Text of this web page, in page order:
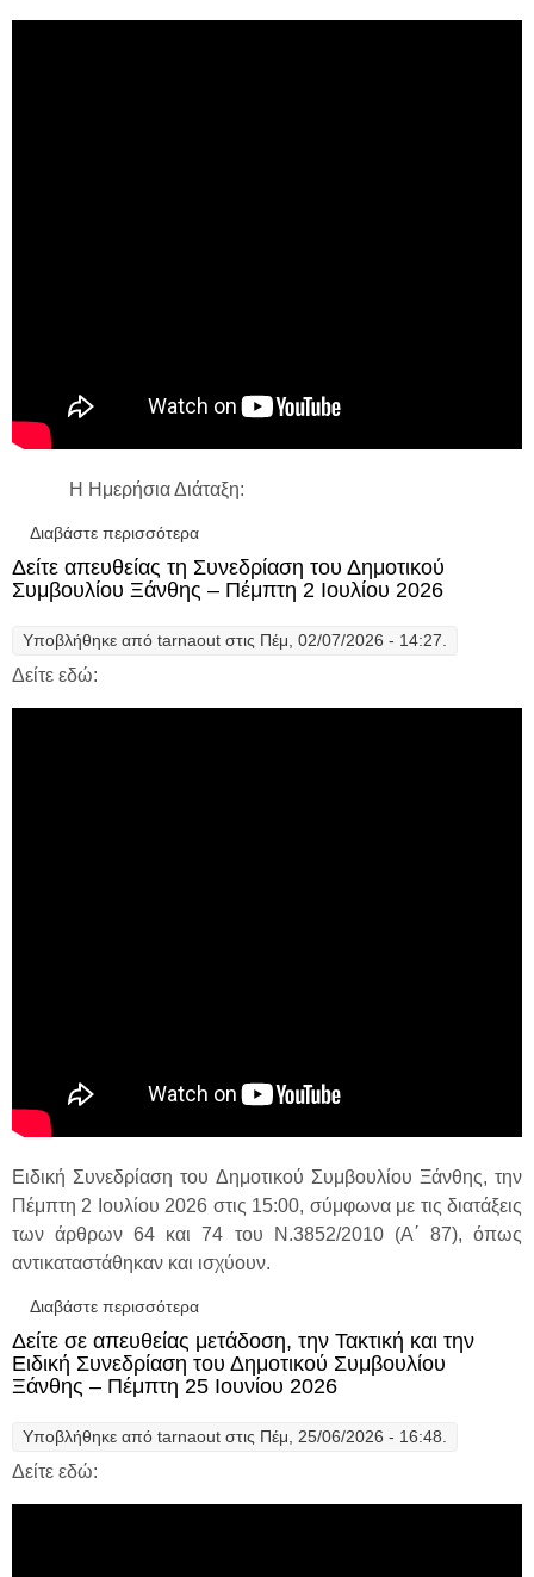
Η Ημερήσια Διάταξη:
Διαβάστε περισσότερα
Δημοτικής Επιτροπής Ξάνθης//Πέμπτη 16
Ιουλίου 2026
Δείτε απευθείας τη Συνεδρίαση του Δημοτικού
Συμβουλίου Ξάνθης – Πέμπτη 2 Ιουλίου 2026
Υποβλήθηκε από tarnaout στις Πέμ, 02/07/2026 - 14:27.
Δείτε εδώ:
Ειδική Συνεδρίαση του Δημοτικού Συμβουλίου Ξάνθης, την
Πέμπτη 2 Ιουλίου 2026 στις 15:00, σύμφωνα με τις διατάξεις
των άρθρων 64 και 74 του Ν.3852/2010 (Α΄ 87), όπως
αντικαταστάθηκαν και ισχύουν.
Διαβάστε περισσότερα
Δημοτικού Συμβουλίου Ξάνθης – Πέμπτη 2
Ιουλίου 2026
Δείτε σε απευθείας μετάδοση, την Τακτική και την
Ειδική Συνεδρίαση του Δημοτικού Συμβουλίου
Ξάνθης – Πέμπτη 25 Ιουνίου 2026
Υποβλήθηκε από tarnaout στις Πέμ, 25/06/2026 - 16:48.
Δείτε εδώ: